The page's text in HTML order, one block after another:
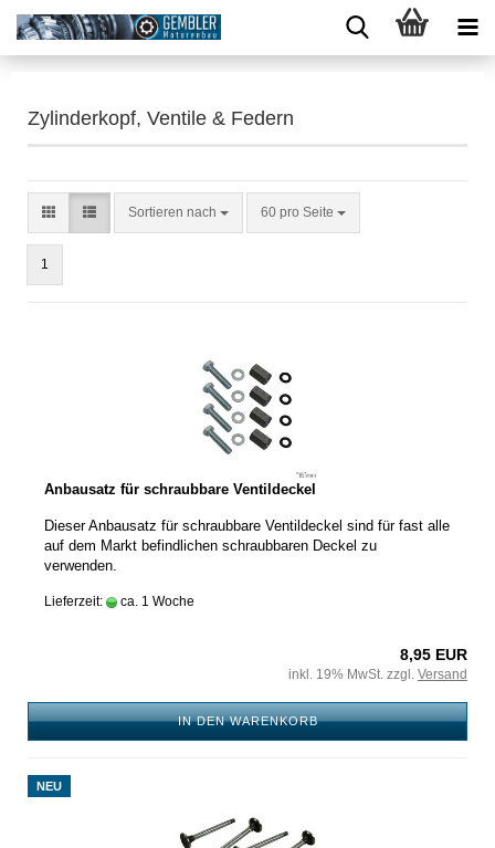
Zylinderkopf, Ventile & Federn
Sortieren nach 60 pro Seite
1
Anbausatz für schraubbare Ventildeckel
Dieser Anbausatz für schraubbare Ventildeckel sind für fast alle
auf dem Markt befindlichen schraubbaren Deckel zu
verwenden.
Lieferzeit: ca. 1 Woche
8,95 EUR
inkl. 19% MwSt. zzgl. Versand
IN DEN WARENKORB
NEU